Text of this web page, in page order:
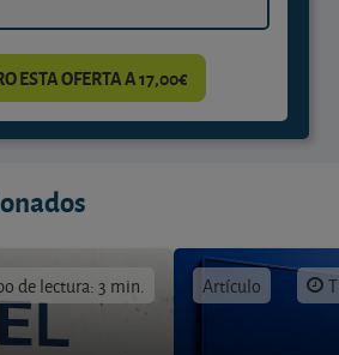
ESTA OFERTA A 17,00€
de lectura: 3 min. Artículo